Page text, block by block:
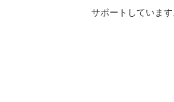
サポートしています